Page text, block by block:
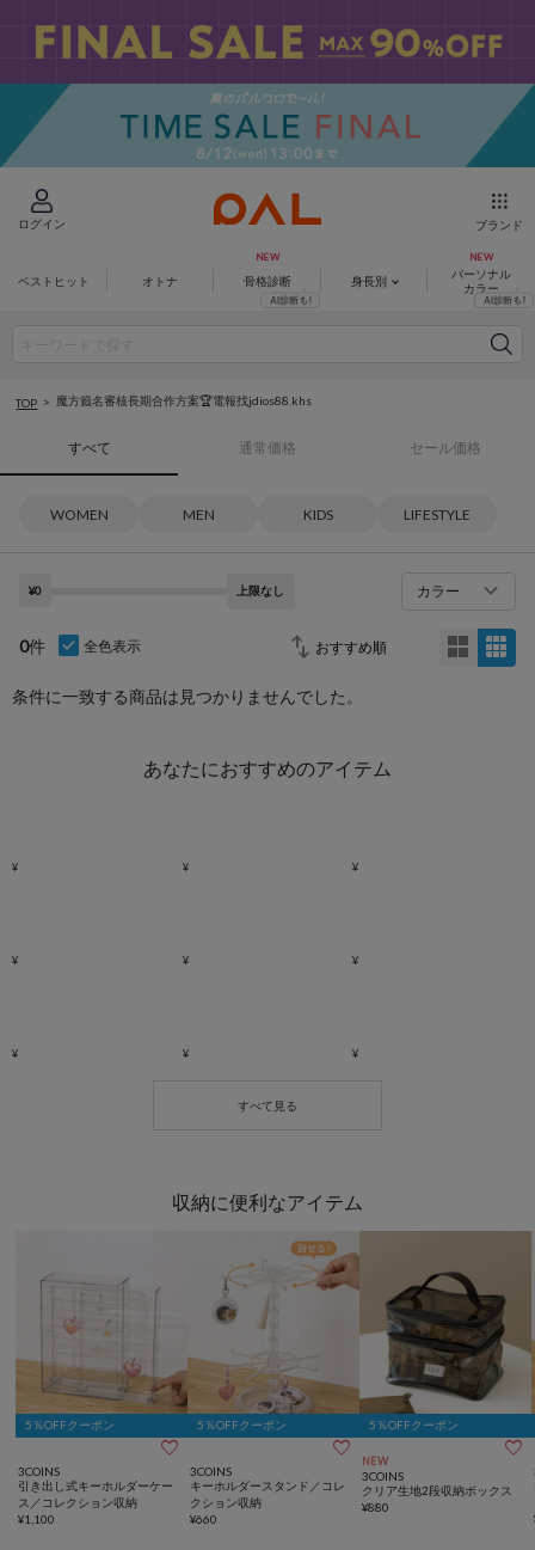
ログイン ブランド
ベストヒット オトナ 骨格診断 身長別
パーソナル
カラー
TOP 魔方籤名審核長期合作方案🏆電報找jdios88.khs
すべて 通常価格 セール価格
WOMEN MEN KIDS LIFESTYLE
¥0 上限なし カラー
0件 全色表示
条件に一致する商品は見つかりませんでした。
あなたにおすすめのアイテム
収納に便利なアイテム
5％OFFクーポン

3COINS
引き出し式キーホルダーケー
ス／コレクション収納
¥1,100
5％OFFクーポン

3COINS
キーホルダースタンド／コレ
クション収納
¥660
5％OFFクーポン
NEW 
3COINS
クリア生地2段収納ボックス
¥880